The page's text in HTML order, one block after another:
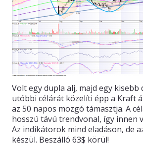
Volt egy dupla alj, majd egy kisebb
utóbbi célárát közelíti épp a Kraft
az 50 napos mozgó támasztja. A
hosszú távú trendvonal, így innen
Az indikátorok mind eladáson, de
készül. Beszálló 63$ körül!